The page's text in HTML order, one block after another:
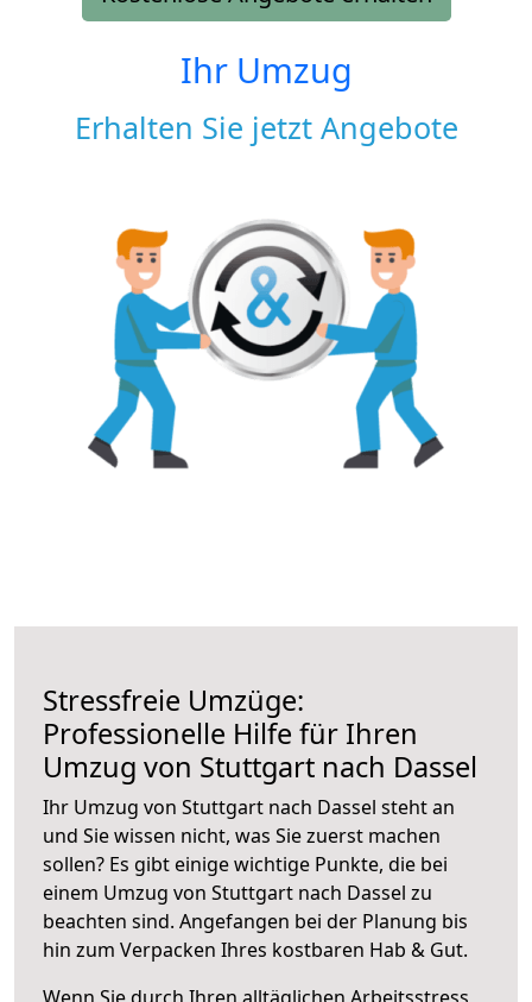
Ihr Umzug
Erhalten Sie jetzt Angebote
Stressfreie Umzüge:
Professionelle Hilfe für Ihren
Umzug von Stuttgart nach Dassel
Ihr Umzug von Stuttgart nach Dassel steht an
und Sie wissen nicht, was Sie zuerst machen
sollen? Es gibt einige wichtige Punkte, die bei
einem Umzug von Stuttgart nach Dassel zu
beachten sind. Angefangen bei der Planung bis
hin zum Verpacken Ihres kostbaren Hab & Gut.